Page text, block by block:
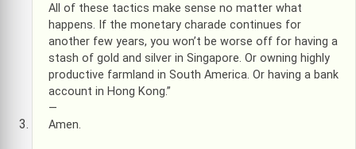
All of these tactics make sense no matter what
happens. If the monetary charade continues for
another few years, you won’t be worse off for having a
stash of gold and silver in Singapore. Or owning highly
productive farmland in South America. Or having a bank
account in Hong Kong.”
—
Amen.